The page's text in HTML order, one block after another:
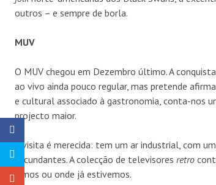
outros – e sempre de borla.
MUV
O MUV chegou em Dezembro último. A
ao vivo ainda pouco regular, mas pretende
e cultural associado à gastronomia, conta-nos
projecto maior.
A visita é merecida: tem um ar industrial, com
circundantes. A colecção de televisores retro
vimos ou onde já estivemos.